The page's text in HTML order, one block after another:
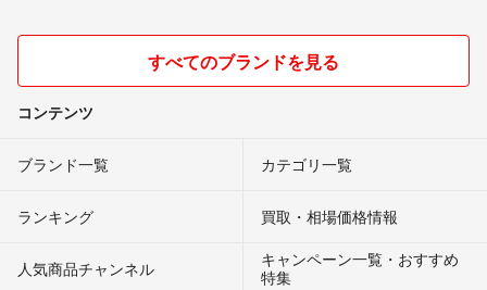
すべてのブランドを見る
コンテンツ
ブランド一覧 カテゴリ一覧
ランキング 買取・相場価格情報
人気商品チャンネル
キャンペーン一覧・おすすめ
特集